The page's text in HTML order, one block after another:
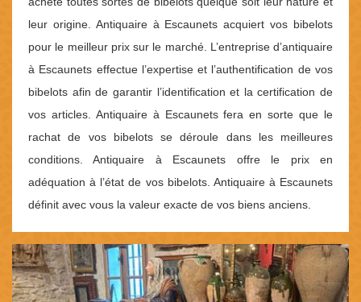
leur origine. Antiquaire à Escaunets acquiert vos bibelots
pour le meilleur prix sur le marché. L’entreprise d’antiquaire
à Escaunets effectue l’expertise et l’authentification de vos
bibelots afin de garantir l’identification et la certification de
vos articles. Antiquaire à Escaunets fera en sorte que le
rachat de vos bibelots se déroule dans les meilleures
conditions. Antiquaire à Escaunets offre le prix en
adéquation à l’état de vos bibelots. Antiquaire à Escaunets
définit avec vous la valeur exacte de vos biens anciens.